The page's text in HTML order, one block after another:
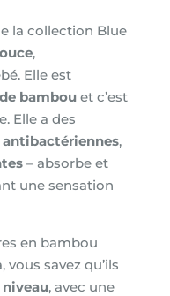
la collection Blue
,
Elle est
bambouet c’est
Elle a des
antibactériennes,
– absorbe et
une sensation
en bambou
vous savez qu’ils
, avec une